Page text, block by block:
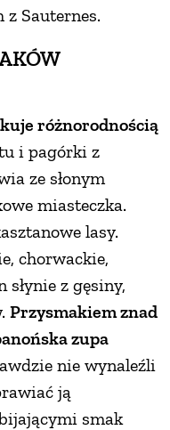
Sauternes.
różnorodnością
i pagórki z
ze słonym
miasteczka.
lasy.
chorwackie,
słynie z gęsiny,
Przysmakiem znad
zupa
nie wynaleźli
ją
smak